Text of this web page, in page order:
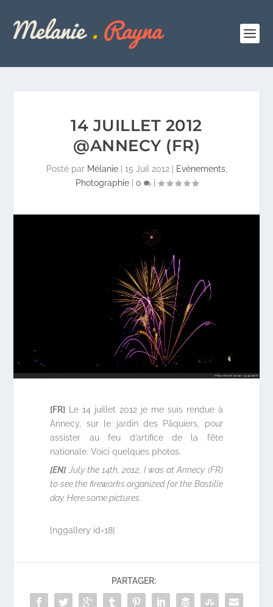
14 JUILLET 2012
@ANNECY (FR)
Posté par Mélanie| 15 Juil 2012| Evènements,
Photographie| 0 |
[FR] Le 14 juillet 2012 je me suis rendue à
Annecy, sur le jardin des Pâquiers, pour
assister au feu d’artifice de la fête
nationale. Voici quelques photos.
[EN] July the 14th, 2012, I was at Annecy (FR)
to see the fireworks organized for the Bastille
day. Here some pictures.
[nggallery id=18]
PARTAGER: